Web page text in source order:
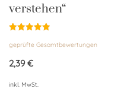
verstehen“
mit
von 5
geprüfte Gesamtbewertungen
2,39€
inkl. MwSt.